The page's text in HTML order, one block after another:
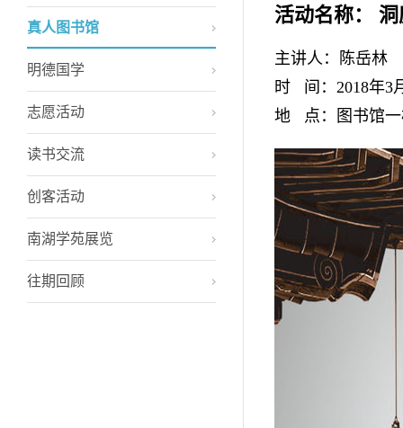
真人图书馆
明德国学
志愿活动
读书交流
创客活动
南湖学苑展览
往期回顾
活动名称：
主讲人：陈岳林
时 间：2018年3
地 点：图书馆一